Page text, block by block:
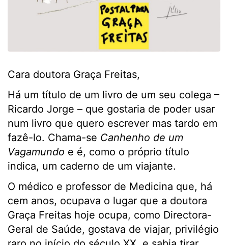
Cara doutora Graça Freitas,
Há um título de um livro de um seu colega –
Ricardo Jorge – que gostaria de poder usar
num livro que quero escrever mas tardo em
fazê-lo. Chama-se Canhenho de um
Vagamundo e é, como o próprio título
indica, um caderno de um viajante.
O médico e professor de Medicina que, há
cem anos, ocupava o lugar que a doutora
Graça Freitas hoje ocupa, como Directora-
Geral de Saúde, gostava de viajar, privilégio